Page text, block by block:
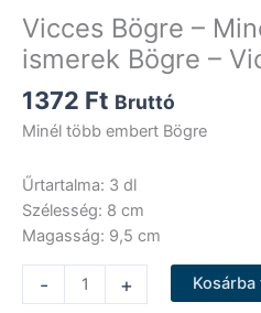
Vicces Bögre –
ismerek Bögre –
1372 Ft Bruttó
Minél több embert Bögre
Űrtartalma: 3 dl
Szélesség: 8 cm
Magasság: 9,5 cm
-
Bögre
+